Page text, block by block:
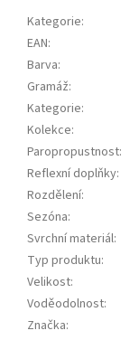
Kategorie:
EAN:
Barva:
Gramáž:
Kategorie:
Kolekce:
Paropropustnost:
Reflexní doplňky:
Rozdělení:
Sezóna:
Svrchní materiál:
Typ produktu:
Velikost:
Voděodolnost:
Značka: